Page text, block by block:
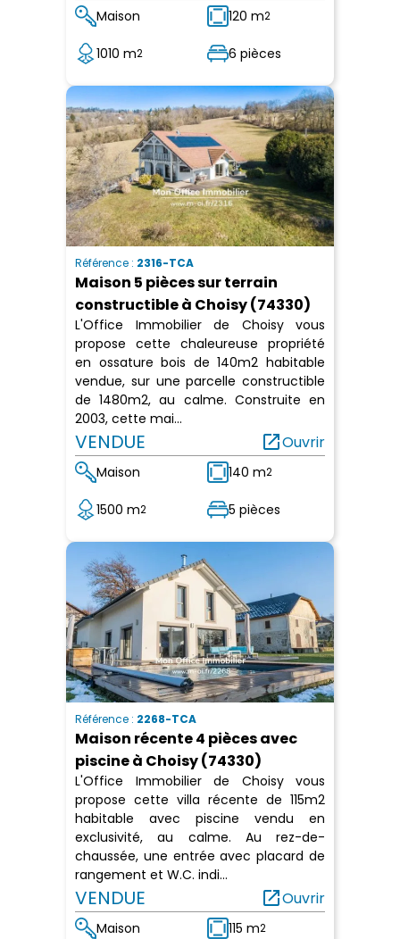
Maison 120 m2
1010 m2 6 pièces
Référence : 2316-TCA
Maison 5 pièces sur terrain
constructible à Choisy (74330)
L'Office Immobilier de Choisy vous
propose cette chaleureuse propriété
en ossature bois de 140m2 habitable
vendue, sur une parcelle constructible
de 1480m2, au calme. Construite en
2003, cette mai...
VENDUE open_in_newOuvrir
Maison 140 m2
1500 m2 5 pièces
Référence : 2268-TCA
Maison récente 4 pièces avec
piscine à Choisy (74330)
L'Office Immobilier de Choisy vous
propose cette villa récente de 115m2
habitable avec piscine vendu en
exclusivité, au calme. Au rez-de-
chaussée, une entrée avec placard de
rangement et W.C. indi...
VENDUE open_in_newOuvrir
Maison 115 m2